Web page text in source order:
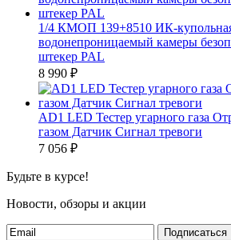
1/4 КМОП 139+8510 ИК-
водонепроницаемый камеры
штекер PAL
8 990 ₽
AD1 LED Тестер угарного газа
газом Датчик Сигнал тревоги
7 056 ₽
Будьте в курсе!
Новости, обзоры и акции
Подписаться